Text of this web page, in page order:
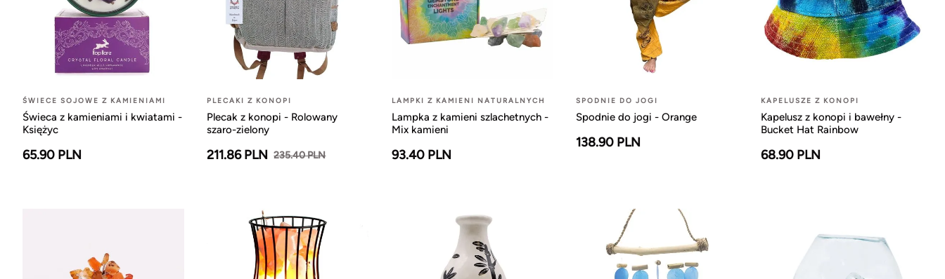
ŚWIECE SOJOWE Z KAMIENIAMI
Świeca z kamieniami i kwiatami -
Księżyc
65.90 PLN
PLECAKI Z KONOPI
Plecak z konopi - Rolowany
szaro-zielony
211.86 PLN 235.40 PLN
LAMPKI Z KAMIENI NATURALNYCH
Lampka z kamieni szlachetnych -
Mix kamieni
93.40 PLN
SPODNIE DO JOGI
Spodnie do jogi - Orange
138.90 PLN
KAPELUSZE Z KONOPI
Kapelusz z konopi i bawełny -
Bucket Hat Rainbow
68.90 PLN